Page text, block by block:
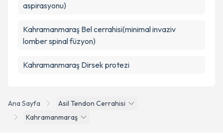
Ana Sayfa
Asil Tendon Cerrahisi
Kahramanmaraş
aspirasyonu)
Kahramanmaraş Bel cerrahisi(minimal invaziv
lomber spinal füzyon)
Kahramanmaraş Dirsek protezi